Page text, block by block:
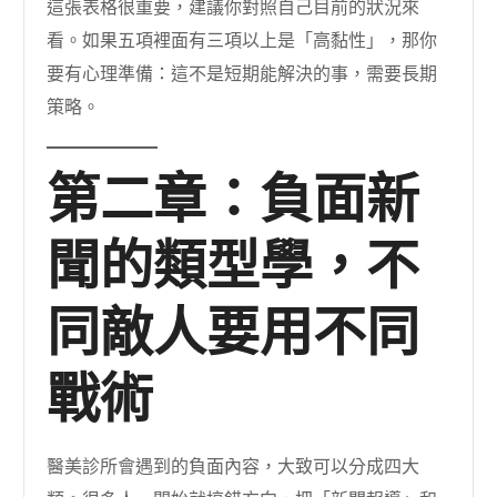
這張表格很重要，建議你對照自己目前的狀況來
看。如果五項裡面有三項以上是「高黏性」，那你
要有心理準備：這不是短期能解決的事，需要長期
策略。
第二章：負面新
聞的類型學，不
同敵人要用不同
戰術
醫美診所會遇到的負面內容，大致可以分成四大